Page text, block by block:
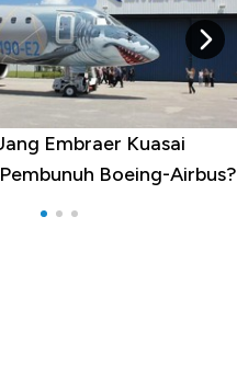
Embraer Kuasai
Boeing-Airbus?